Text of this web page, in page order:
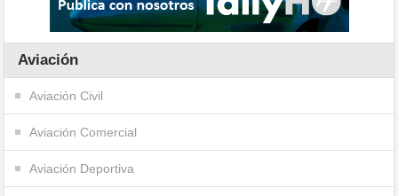
Aviación
Aviación Civil
Aviación Comercial
Aviación Deportiva